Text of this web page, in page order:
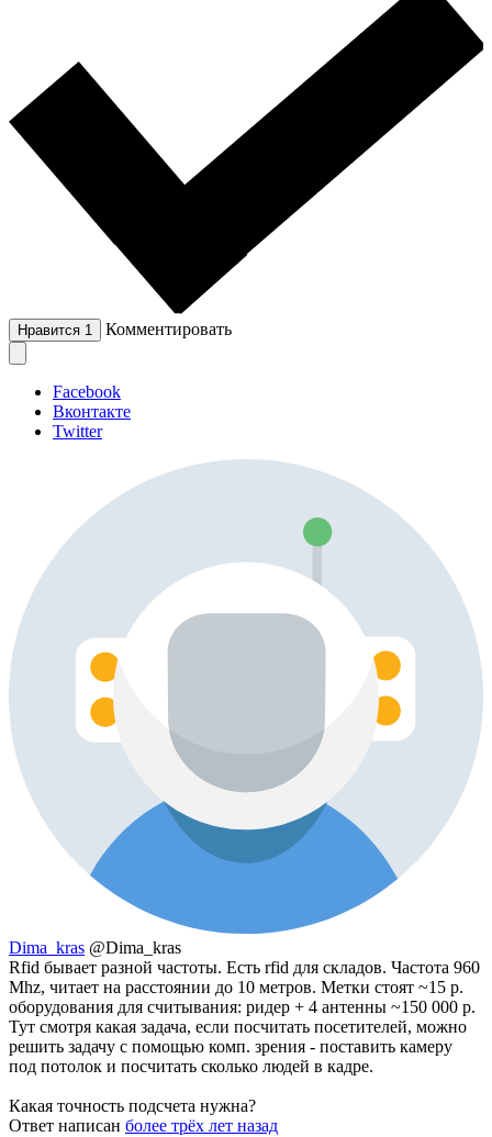
Нравится 1 Комментировать
Facebook
Вконтакте
Twitter
Dima_kras @Dima_kras
Rfid бывает разной частоты. Есть rfid для складов. Частота 960
Mhz, читает на расстоянии до 10 метров. Метки стоят ~15 р.
оборудования для считывания: ридер + 4 антенны ~150 000 р.
Тут смотря какая задача, если посчитать посетителей, можно
решить задачу с помощью комп. зрения - поставить камеру
под потолок и посчитать сколько людей в кадре.
Какая точность подсчета нужна?
Ответ написан более трёх лет назад